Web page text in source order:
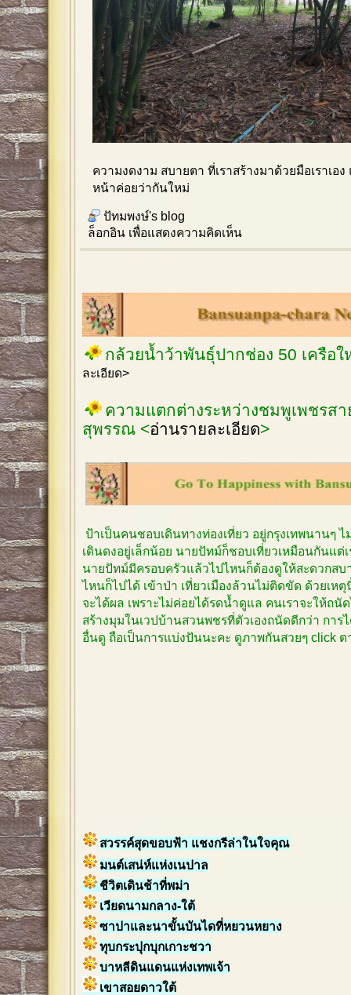
ความงดงาม สบายตา ที่เราสร้างมาด้วยมือเราเอ
หน้าค่อยว่ากันใหม่
ปัทมพงษ์'s blog
ล็อกอิน เพื่อแสดงความคิดเห็น
กล้วยน้ำว้าพันธุ์ปากช่อง 50 เครือ
ละเอียด>
ความแตกต่างระหว่างชมพูเพชรส
สุพรรณ <อ่านรายละเอียด>
ป้าเป็นคนชอบเดินทางท่องเที่ยว อยู่กรุงเทพนานๆ
เดินดงอยู่เล็กน้อย นายปัทม์ก็ชอบเที่ยวเหมือนกันแต่
นายปัทม์มีครอบครัวแล้วไปไหนก็ต้องดูให้สะดวกส
ไหนก็ไปได้ เข้าป่า เที่ยวเมืองล้วนไม่ติดขัด ด้วยเห
จะได้ผล เพราะไม่ค่อยได้รดน้ำดูแล คนเราจะให้ถนั
สร้างมุมในเวปบ้านสวนพชรที่ตัวเองถนัดดีกว่า การ
อื่นดู ถือเป็นการแบ่งปันนะคะ ดูภาพกันสวยๆ click ต
สวรรค์สุดขอบฟ้า แชงกรีล่าในใจคุณ
มนต์เสน่ห์แห่งเนปาล
ชีวิตเดินช้าที่พม่า
เวียดนามกลาง-ใต้
ซาปาและนาขั้นบันไดที่หยวนหยาง
ทุบกระปุกบุกเกาะชวา
บาหลีดินแดนแห่งเทพเจ้า
เขาสอยดาวใต้